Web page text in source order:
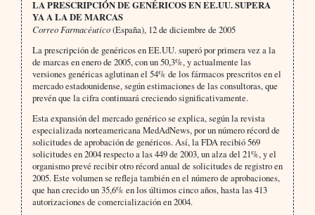
LA PRESCRIPCIÓN DE GENÉRICOS EN EE.UU. SUPERA
YA A LA DE MARCAS
Correo Farmacéutico(España), 12 de diciembre de 2005
La prescripción de genéricos en EE.UU. superó por primera vez a la
de marcas en enero de 2005, con un 50,3%, y actualmente las
versiones genéricas aglutinan el 54% de los fármacos prescritos en el
mercado estadounidense, según estimaciones de las consultoras, que
prevén que la cifra continuará creciendo significativamente.
Esta expansión del mercado genérico se explica, según la revista
especializada norteamericana MedAdNews, por un número récord de
solicitudes de aprobación de genéricos. Así, la FDA recibió 569
solicitudes en 2004 respecto a las 449 de 2003, un alza del 21%, y el
organismo prevé recibir otro récord anual de solicitudes de registro en
2005. Este volumen se refleja también en el número de aprobaciones,
que han crecido un 35,6% en los últimos cinco años, hasta las 413
autorizaciones de comercialización en 2004.